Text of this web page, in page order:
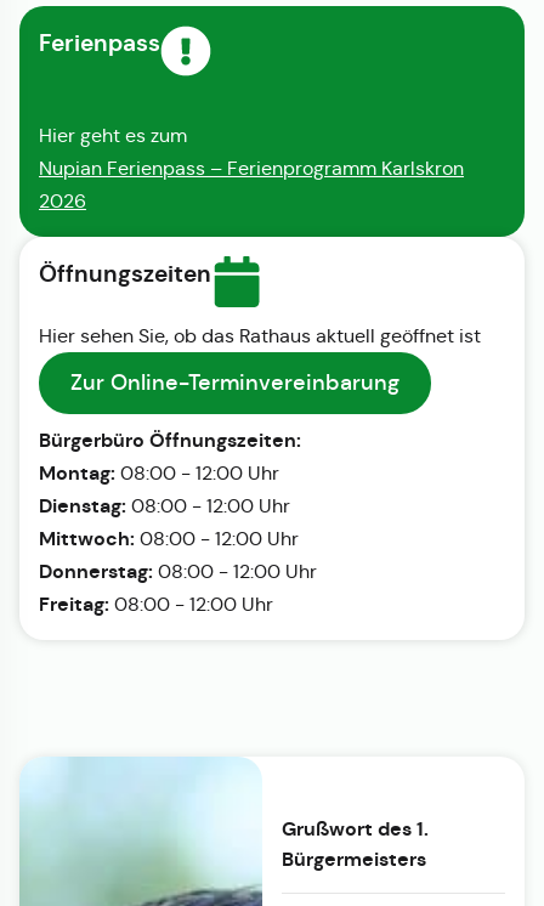
Ferienpass
Hier geht es zum
Nupian Ferienpass – Ferienprogramm Karlskron
2026
Öffnungszeiten
Hier sehen Sie, ob das Rathaus aktuell geöffnet ist
Zur Online-Terminvereinbarung
Bürgerbüro Öffnungszeiten:
Montag: 08:00 - 12:00 Uhr
Dienstag: 08:00 - 12:00 Uhr
Mittwoch: 08:00 - 12:00 Uhr
Donnerstag: 08:00 - 12:00 Uhr
Freitag: 08:00 - 12:00 Uhr
Grußwort des 1.
Bürgermeisters